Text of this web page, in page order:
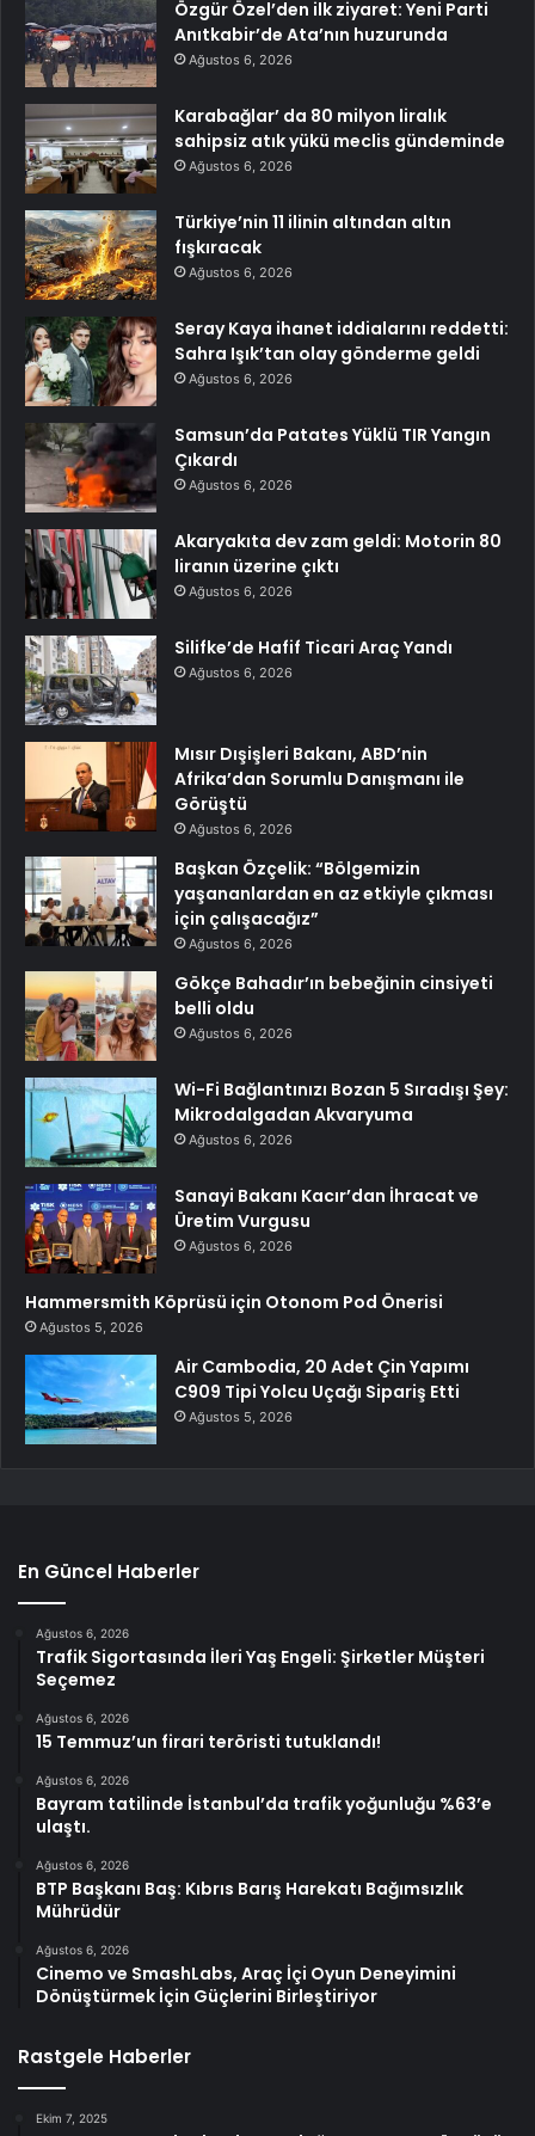
Özgür Özel’den ilk ziyaret: Yeni Parti
Anıtkabir’de Ata’nın huzurunda
Ağustos 6, 2026
Karabağlar’ da 80 milyon liralık
sahipsiz atık yükü meclis gündeminde
Ağustos 6, 2026
Türkiye’nin 11 ilinin altından altın
fışkıracak
Ağustos 6, 2026
Seray Kaya ihanet iddialarını reddetti:
Sahra Işık’tan olay gönderme geldi
Ağustos 6, 2026
Samsun’da Patates Yüklü TIR Yangın
Çıkardı
Ağustos 6, 2026
Akaryakıta dev zam geldi: Motorin 80
liranın üzerine çıktı
Ağustos 6, 2026
Silifke’de Hafif Ticari Araç Yandı
Ağustos 6, 2026
Mısır Dışişleri Bakanı, ABD’nin
Afrika’dan Sorumlu Danışmanı ile
Görüştü
Ağustos 6, 2026
Başkan Özçelik: “Bölgemizin
yaşananlardan en az etkiyle çıkması
için çalışacağız”
Ağustos 6, 2026
Gökçe Bahadır’ın bebeğinin cinsiyeti
belli oldu
Ağustos 6, 2026
Wi-Fi Bağlantınızı Bozan 5 Sıradışı Şey:
Mikrodalgadan Akvaryuma
Ağustos 6, 2026
Sanayi Bakanı Kacır’dan İhracat ve
Üretim Vurgusu
Ağustos 6, 2026
Hammersmith Köprüsü için Otonom Pod Önerisi
Ağustos 5, 2026
Air Cambodia, 20 Adet Çin Yapımı
C909 Tipi Yolcu Uçağı Sipariş Etti
Ağustos 5, 2026
En Güncel Haberler
Ağustos 6, 2026
Trafik Sigortasında İleri Yaş Engeli: Şirketler Müşteri
Seçemez
Ağustos 6, 2026
15 Temmuz’un firari teröristi tutuklandı!
Ağustos 6, 2026
Bayram tatilinde İstanbul’da trafik yoğunluğu %63’e
ulaştı.
Ağustos 6, 2026
BTP Başkanı Baş: Kıbrıs Barış Harekatı Bağımsızlık
Mührüdür
Ağustos 6, 2026
Cinemo ve SmashLabs, Araç İçi Oyun Deneyimini
Dönüştürmek İçin Güçlerini Birleştiriyor
Rastgele Haberler
Ekim 7, 2025